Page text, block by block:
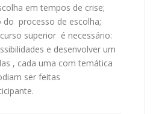
em tempos de crise;
processo de escolha;
superior é necessário:
e desenvolver um
, cada uma com temática
ser feitas